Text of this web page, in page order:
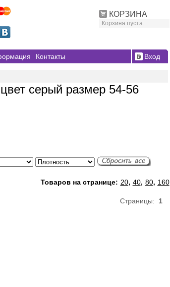
КОРЗИНА
Корзина пуста.
Контакты Вход
серый размер 54-56
Товаров на странице: 20, 40, 80, 160
Страницы: 1